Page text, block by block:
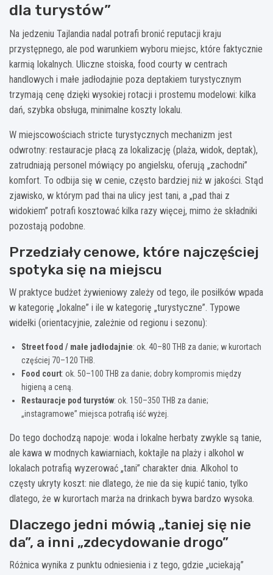
dla turystów”
Na jedzeniu Tajlandia nadal potrafi bronić reputacji kraju
przystępnego, ale pod warunkiem wyboru miejsc, które faktycznie
karmią lokalnych. Uliczne stoiska, food courty w centrach
handlowych i małe jadłodajnie poza deptakiem turystycznym
trzymają cenę dzięki wysokiej rotacji i prostemu modelowi: kilka
dań, szybka obsługa, minimalne koszty lokalu.
W miejscowościach stricte turystycznych mechanizm jest
odwrotny: restauracje płacą za lokalizację (plaża, widok, deptak),
zatrudniają personel mówiący po angielsku, oferują „zachodni”
komfort. To odbija się w cenie, często bardziej niż w jakości. Stąd
zjawisko, w którym pad thai na ulicy jest tani, a „pad thai z
widokiem” potrafi kosztować kilka razy więcej, mimo że składniki
pozostają podobne.
Przedziały cenowe, które najczęściej
spotyka się na miejscu
W praktyce budżet żywieniowy zależy od tego, ile posiłków wpada
w kategorię „lokalne” i ile w kategorię „turystyczne”. Typowe
widełki (orientacyjnie, zależnie od regionu i sezonu):
Street food / małe jadłodajnie: ok. 40–80 THB za danie; w kurortach
częściej 70–120 THB.
Food court: ok. 50–100 THB za danie; dobry kompromis między
higieną a ceną.
Restauracje pod turystów: ok. 150–350 THB za danie;
„instagramowe” miejsca potrafią iść wyżej.
Do tego dochodzą napoje: woda i lokalne herbaty zwykle są tanie,
ale kawa w modnych kawiarniach, koktajle na plaży i alkohol w
lokalach potrafią wyzerować „tani” charakter dnia. Alkohol to
częsty ukryty koszt: nie dlatego, że nie da się kupić tanio, tylko
dlatego, że w kurortach marża na drinkach bywa bardzo wysoka.
Dlaczego jedni mówią „taniej się nie
da”, a inni „zdecydowanie drogo”
Różnica wynika z punktu odniesienia i z tego, gdzie „uciekają”